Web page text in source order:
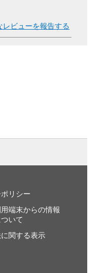
レビューを報告する
リシー
端末からの情報
いて
関する表示